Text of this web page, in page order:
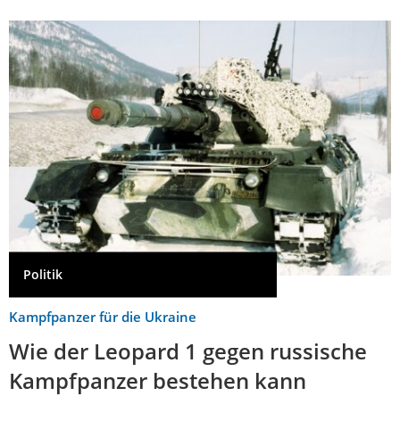
Politik
Kampfpanzer für die Ukraine
Wie der Leopard 1 gegen russische
Kampfpanzer bestehen kann